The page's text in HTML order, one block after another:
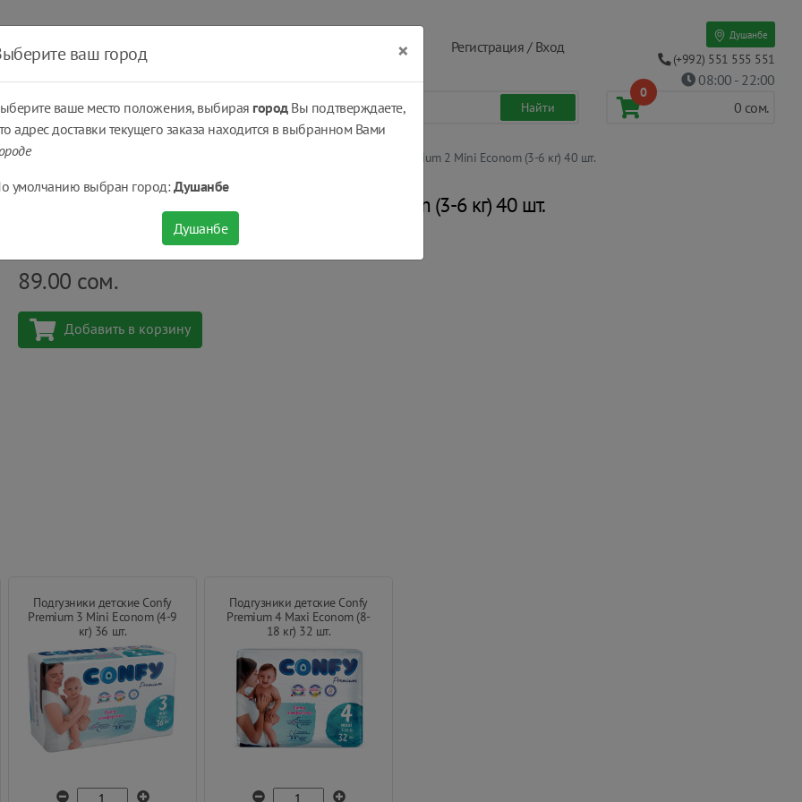
Оплатить Получить Регистрация / Вход
Душанбе
(+992) 551 555 551
08:00 - 22:00
0
0 сом.
телом... Подгузники детские Confy Premium 2 Mini Econom (3-6 кг) 40 шт.
Подгузники детские Confy Premium 2 Mini Econom (3-6 кг) 40 шт.
шт
89.00 сом.
Добавить в корзину
Подгузники детские Confy
Premium 3 Mini Econom (4-9
кг) 36 шт.
Подгузники детские Confy
Premium 4 Maxi Econom (8-
18 кг) 32 шт.
ваш город ×
ваше место положения, выбирая городВы подтверждаете,
адрес доставки текущего заказа находится в выбранном Вами
умолчанию выбран город:Душанбе
Душанбе